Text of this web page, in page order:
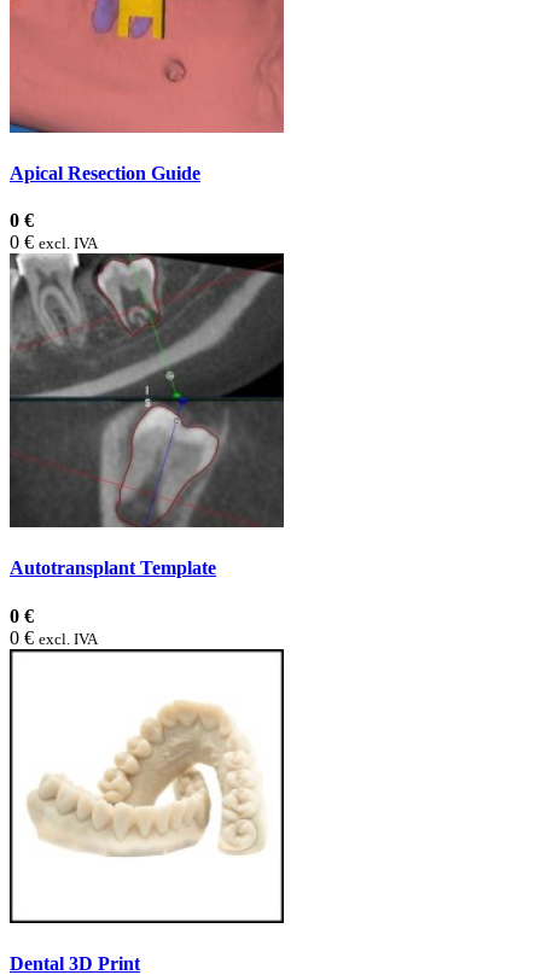
Apical Resection Guide
0 €
0 € excl. IVA
Autotransplant Template
0 €
0 € excl. IVA
Dental 3D Print